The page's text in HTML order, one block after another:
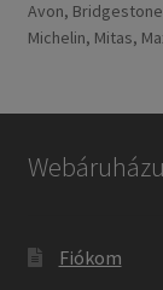
Avon,
Michelin, Mitas,
Fiókom